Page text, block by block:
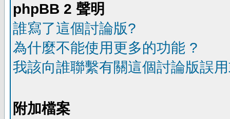
phpBB 2 聲明
誰寫了這個討論版?
為什麼不能使用更多的功能 ?
我該向誰聯繫有關這個討論版誤
附加檔案